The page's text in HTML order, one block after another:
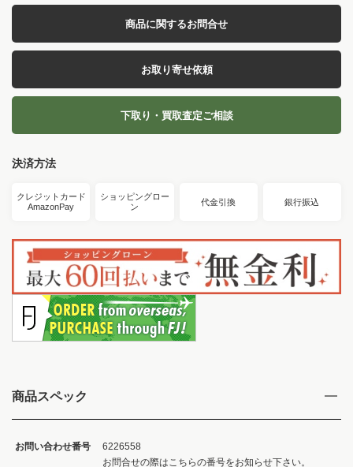
商品に関するお問合せ
お取り寄せ依頼
下取り・買取査定ご相談
決済方法
クレジットカード
AmazonPay
ショッピングロー
ン
代金引換 銀行振込
商品スペック
お問い合わせ番号
6226558
お問合せの際はこちらの番号をお知らせ下さい。